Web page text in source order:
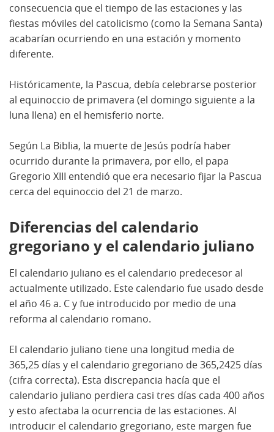
consecuencia que el tiempo de las estaciones y las
fiestas móviles del catolicismo (como la Semana Santa)
acabarían ocurriendo en una estación y momento
diferente.
Históricamente, la Pascua, debía celebrarse posterior
al equinoccio de primavera (el domingo siguiente a la
luna llena) en el hemisferio norte.
Según La Biblia, la muerte de Jesús podría haber
ocurrido durante la primavera, por ello, el papa
Gregorio XIII entendió que era necesario fijar la Pascua
cerca del equinoccio del 21 de marzo.
Diferencias del calendario
gregoriano y el calendario juliano
El calendario juliano es el calendario predecesor al
actualmente utilizado. Este calendario fue usado desde
el año 46 a. C y fue introducido por medio de una
reforma al calendario romano.
El calendario juliano tiene una longitud media de
365,25 días y el calendario gregoriano de 365,2425 días
(cifra correcta). Esta discrepancia hacía que el
calendario juliano perdiera casi tres días cada 400 años
y esto afectaba la ocurrencia de las estaciones. Al
introducir el calendario gregoriano, este margen fue